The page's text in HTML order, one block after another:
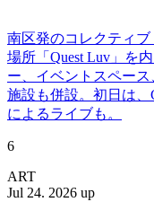
南区発のコレクティ
場所「Quest Luv」を
ー、イベントスペー
施設も併設。初日は、
によるライブも。
6
ART
Jul 24. 2026 up